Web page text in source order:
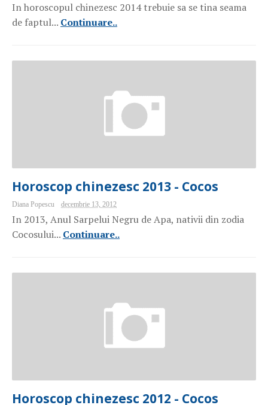
In horoscopul chinezesc 2014 trebuie sa se tina seama
de faptul... Continuare..
Horoscop chinezesc 2013 - Cocos
Diana Popescu decembrie 13, 2012
In 2013, Anul Sarpelui Negru de Apa, nativii din zodia
Cocosului... Continuare..
Horoscop chinezesc 2012 - Cocos